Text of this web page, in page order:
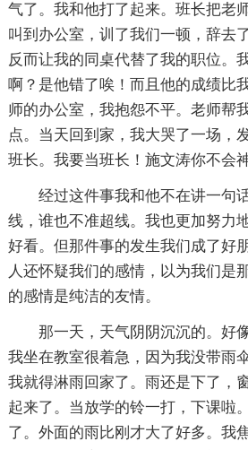
气了。我和他打了起来。班长把老
叫到办公室，训了我们一顿，辞去
反而让我的同桌代替了我的职位。
啊？是他错了唉！而且他的成绩比
师的办公室，我抱怨不平。老师帮
点。当天回到家，我大哭了一场，
班长。我要当班长！施文涛你不会
经过这件事我和他不在讲一句
线，谁也不准超线。我也更加努力
好看。但那件事的发生我们成了好
人还怀疑我们的感情，以为我们是
的感情是纯洁的友情。
那一天，天气阴阴沉沉的。好像
我坐在教室很着急，因为我没带雨
我就得淋雨回家了。雨还是下了，
起来了。当放学的铃一打，下课啦
了。外面的雨比刚才大了好多。我